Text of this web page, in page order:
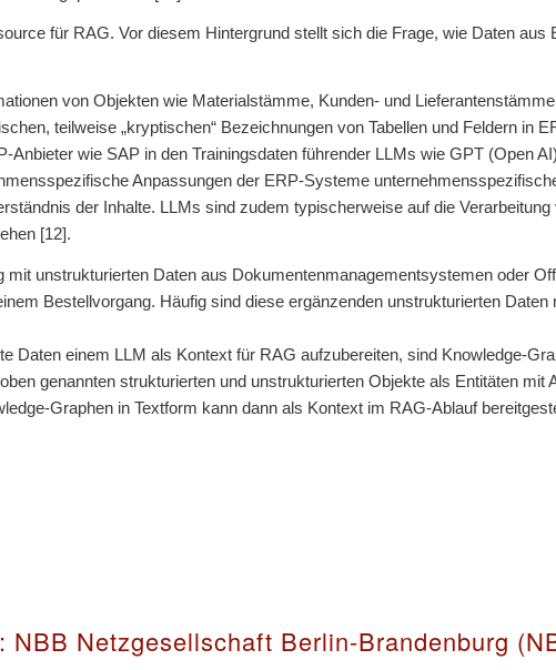
für RAG. Vor diesem Hintergrund stellt sich die Frage, wie Daten
von Objekten wie Materialstämme, Kunden- und
teilweise „kryptischen“ Bezeichnungen von Tabellen und Feldern in
wie SAP in den Trainingsdaten führender LLMs wie GPT (Open
Anpassungen der ERP-Systeme
der Inhalte. LLMs sind zudem typischerweise auf die
[12].
unstrukturierten Daten aus Dokumentenmanagementsystemen oder
Bestellvorgang. Häufig sind diese ergänzenden unstrukturierten Daten
Daten einem LLM als Kontext für RAG aufzubereiten, sind Knowledge-
genannten strukturierten und unstrukturierten Objekte als Entitäten mit
Graphen in Textform kann dann als Kontext im RAG-Ablauf
Netzgesellschaft Berlin-Brandenburg